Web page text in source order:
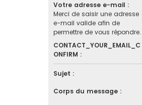
Votre adresse e-mail :
Merci de saisir une adresse
e-mail valide afin de
permettre de vous répondre.
CONTACT_YOUR_EMAIL_C
ONFIRM :
Sujet :
Corps du message :